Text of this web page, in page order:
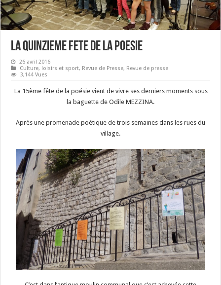
LA QUINZIEME FETE DE LA POESIE
26 avril 2016
Culture, loisirs et sport, Revue de Presse, Revue de presse
3,144 Vues
La 15ème fête de la poésie vient de vivre ses derniers moments sous
la baguette de Odile MEZZINA.
Après une promenade poétique de trois semaines dans les rues du
village.